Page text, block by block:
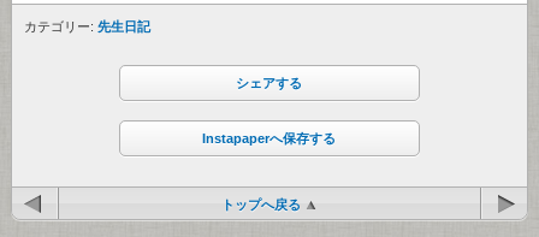
カテゴリー: 先生日記
シェアする
Instapaperへ保存する
トップへ戻る